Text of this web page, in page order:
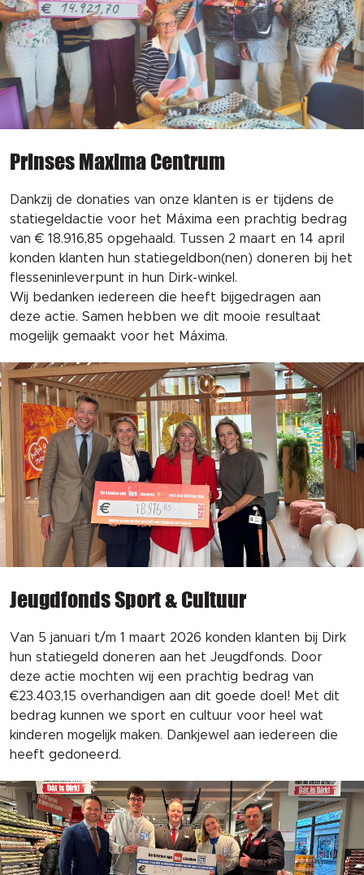
Prinses Maxima Centrum
Dankzij de donaties van onze klanten is er tijdens de
statiegeldactie voor het Máxima een prachtig bedrag
van € 18.916,85 opgehaald. Tussen 2 maart en 14 april
konden klanten hun statiegeldbon(nen) doneren bij het
flesseninleverpunt in hun Dirk-winkel.
Wij bedanken iedereen die heeft bijgedragen aan
deze actie. Samen hebben we dit mooie resultaat
mogelijk gemaakt voor het Máxima.
Jeugdfonds Sport & Cultuur
Van 5 januari t/m 1 maart 2026 konden klanten bij Dirk
hun statiegeld doneren aan het Jeugdfonds. Door
deze actie mochten wij een prachtig bedrag van
€23.403,15 overhandigen aan dit goede doel! Met dit
bedrag kunnen we sport en cultuur voor heel wat
kinderen mogelijk maken. Dankjewel aan iedereen die
heeft gedoneerd.